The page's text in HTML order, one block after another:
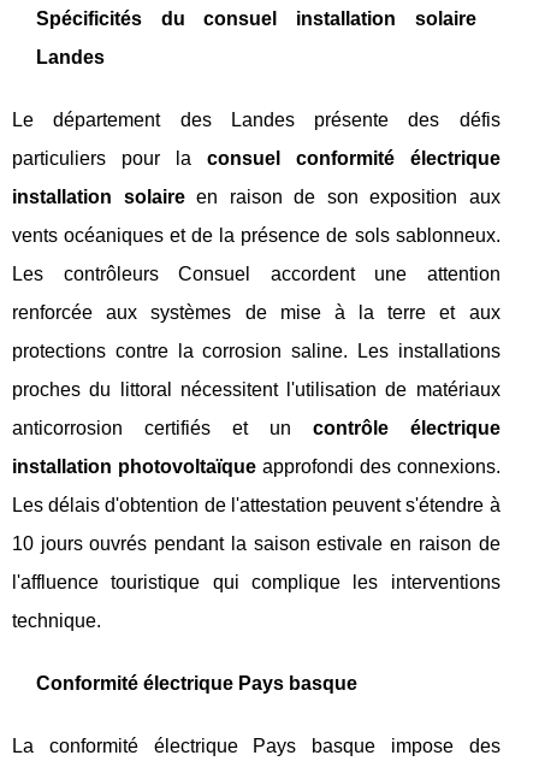
Spécificités du consuel installation solaire
Landes
Le département des Landes présente des défis
particuliers pour la consuel conformité électrique
installation solaireen raison de son exposition aux
vents océaniques et de la présence de sols sablonneux.
Les contrôleurs Consuel accordent une attention
renforcée aux systèmes de mise à la terre et aux
protections contre la corrosion saline. Les installations
proches du littoral nécessitent l'utilisation de matériaux
anticorrosion certifiés et un contrôle électrique
installation photovoltaïqueapprofondi des connexions.
Les délais d'obtention de l'attestation peuvent s'étendre à
10 jours ouvrés pendant la saison estivale en raison de
l'affluence touristique qui complique les interventions
technique.
Conformité électrique Pays basque
La conformité électrique Pays basque impose des